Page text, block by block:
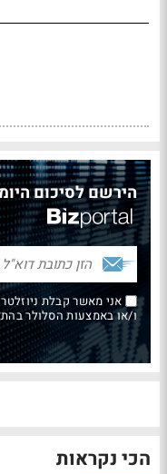
הירשם לסיכום
אני מאשר קבלת
ו/או באמצעות הסלולר בהתאם
הכי נקראות